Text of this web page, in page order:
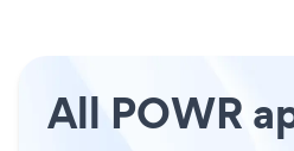
All POWR